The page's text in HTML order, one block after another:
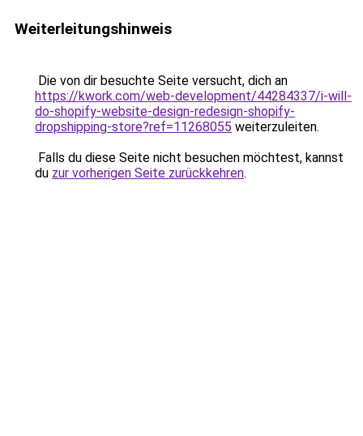
Weiterleitungshinweis
Die von dir besuchte Seite versucht, dich an
https://kwork.com/web-development/44284337/i-will-
do-shopify-website-design-redesign-shopify-
dropshipping-store?ref=11268055 weiterzuleiten.
Falls du diese Seite nicht besuchen möchtest, kannst
du zur vorherigen Seite zurückkehren.